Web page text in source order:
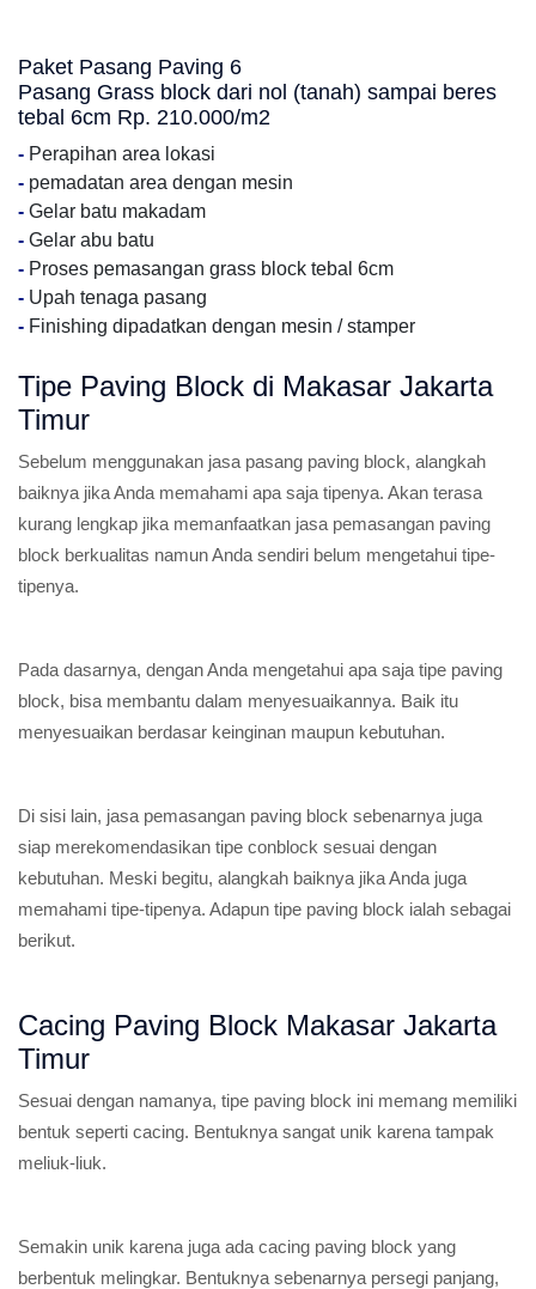
Paket Pasang Paving 6
Pasang Grass block dari nol (tanah) sampai beres
tebal 6cm Rp. 210.000/m2
- Perapihan area lokasi
- pemadatan area dengan mesin
- Gelar batu makadam
- Gelar abu batu
- Proses pemasangan grass block tebal 6cm
- Upah tenaga pasang
- Finishing dipadatkan dengan mesin / stamper
Tipe Paving Block di Makasar Jakarta
Timur
Sebelum menggunakan jasa pasang paving block, alangkah
baiknya jika Anda memahami apa saja tipenya. Akan terasa
kurang lengkap jika memanfaatkan jasa pemasangan paving
block berkualitas namun Anda sendiri belum mengetahui tipe-
tipenya.
Pada dasarnya, dengan Anda mengetahui apa saja tipe paving
block, bisa membantu dalam menyesuaikannya. Baik itu
menyesuaikan berdasar keinginan maupun kebutuhan.
Di sisi lain, jasa pemasangan paving block sebenarnya juga
siap merekomendasikan tipe conblock sesuai dengan
kebutuhan. Meski begitu, alangkah baiknya jika Anda juga
memahami tipe-tipenya. Adapun tipe paving block ialah sebagai
berikut.
Cacing Paving Block Makasar Jakarta
Timur
Sesuai dengan namanya, tipe paving block ini memang memiliki
bentuk seperti cacing. Bentuknya sangat unik karena tampak
meliuk-liuk.
Semakin unik karena juga ada cacing paving block yang
berbentuk melingkar. Bentuknya sebenarnya persegi panjang,